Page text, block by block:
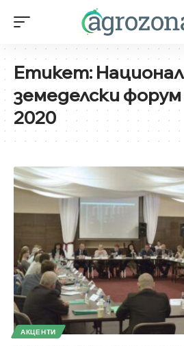
Етикет:
земеделски
2020
АКЦЕНТИ